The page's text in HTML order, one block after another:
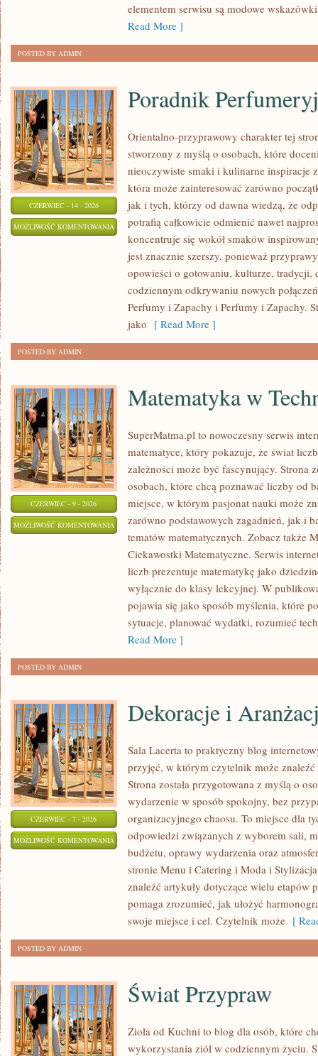
elementem serwisu są modowe
Read More ]
POSTED BY ADMIN
CZERWIEC - 14 - 2026
MOŻLIWOŚĆ KOMENTOWANIA PORADNIK
PERFUMERYJNY
Poradnik
Orientalno-przyprawowy charakter tej
stworzony z myślą o osobach, które
nieoczywiste smaki i kulinarne inspiracje
która może zainteresować zarówno
jak i tych, którzy od dawna wiedzą, że
potrafią całkowicie odmienić nawet
koncentruje się wokół smaków
jest znacznie szerszy, ponieważ
opowieści o gotowaniu, kulturze, tradycji,
codziennym odkrywaniu nowych
Perfumy i Zapachy i Perfumy i Zapachy.
jako [ Read More ]
POSTED BY ADMIN
CZERWIEC - 9 - 2026
MOŻLIWOŚĆ KOMENTOWANIA MATEMATYKA
TECHNOLOGII
NAUCE
Matematyka w
SuperMatma.pl to nowoczesny serwis
matematyce, który pokazuje, że świat
zależności może być fascynujący. Strona
osobach, które chcą poznawać liczby od
miejsce, w którym pasjonat nauki może
zarówno podstawowych zagadnień, jak i
tematów matematycznych. Zobacz także
Ciekawostki Matematyczne. Serwis
liczb prezentuje matematykę jako
wyłącznie do klasy lekcyjnej. W
pojawia się jako sposób myślenia, które
sytuacje, planować wydatki, rozumieć
Read More ]
POSTED BY ADMIN
CZERWIEC - 7 - 2026
MOŻLIWOŚĆ KOMENTOWANIA DEKORACJE
ARANŻACJE
Dekoracje i
Sala Lacerta to praktyczny blog
przyjęć, w którym czytelnik może
Strona została przygotowana z myślą o
wydarzenie w sposób spokojny, bez
organizacyjnego chaosu. To miejsce dla
odpowiedzi związanych z wyborem sali,
budżetu, oprawy wydarzenia oraz
stronie Menu i Catering i Moda i
znaleźć artykuły dotyczące wielu etapów
pomaga zrozumieć, jak ułożyć
swoje miejsce i cel. Czytelnik może [
POSTED BY ADMIN
Świat Przypraw
Zioła od Kuchni to blog dla osób, które
wykorzystania ziół w codziennym życiu.